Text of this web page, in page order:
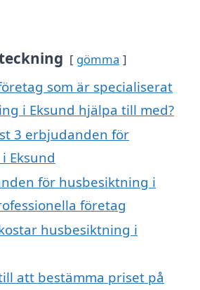
gömma
som är specialiserat
i Eksund hjälpa till med?
3 erbjudanden för
Eksund
för husbesiktning i
företag
husbesiktning i
att bestämma priset på